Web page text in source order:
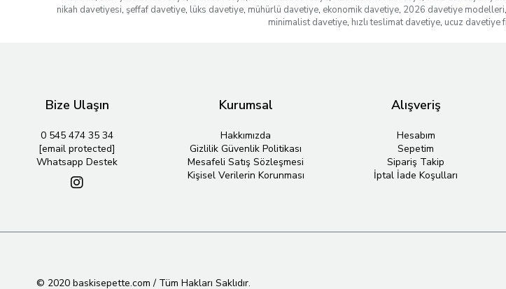
nikah davetiyesi, şeffaf davetiye, lüks davetiye, mühürlü davetiye, ekonomik davetiye, 2026 davetiye modelleri,
minimalist davetiye, hızlı teslimat davetiye, ucuz davetiye
Bize Ulaşın
0 545 474 35 34
[email protected]
Whatsapp Destek
Kurumsal
Hakkımızda
Gizlilik Güvenlik Politikası
Mesafeli Satış Sözleşmesi
Kişisel Verilerin Korunması
Alışveriş
Hesabım
Sepetim
Sipariş Takip
İptal İade Koşulları
© 2020 baskisepette.com / Tüm Hakları Saklıdır.